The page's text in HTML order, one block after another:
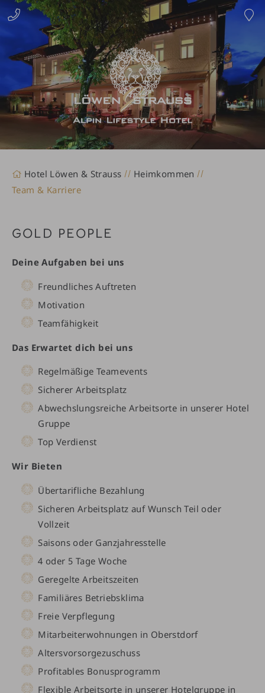
0
8
2
2
8
0
0
0
Hotel Löwen & Strauss
Heimkommen
Team & Karriere
GOLD PEOPLE
Deine Aufgaben bei uns
Freundliches Auftreten
Motivation
Teamfähigkeit
Das Erwartet dich bei uns
Regelmäßige Teamevents
Sicherer Arbeitsplatz
Abwechslungsreiche Arbeitsorte in unserer Hotel
Gruppe
Top Verdienst
Wir Bieten
Übertarifliche Bezahlung
Sicheren Arbeitsplatz auf Wunsch Teil oder
Vollzeit
Saisons oder Ganzjahresstelle
4 oder 5 Tage Woche
Geregelte Arbeitszeiten
Familiäres Betriebsklima
Freie Verpflegung
Mitarbeiterwohnungen in Oberstdorf
Altersvorsorgezuschuss
Profitables Bonusprogramm
Flexible Arbeitsorte in unserer Hotelgruppe in